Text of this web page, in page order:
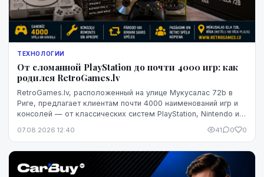
ТЕХНОЛОГИИ
От сломанной PlayStation до почти 4000 игр: как
родился RetroGames.lv
RetroGames.lv, расположенный на улице Мукусалас 72b в
Риге, предлагает клиентам почти 4000 наименований игр и
консолей — от классических систем PlayStation, Nintendo и
07.08.2026 12:40 41 0 0